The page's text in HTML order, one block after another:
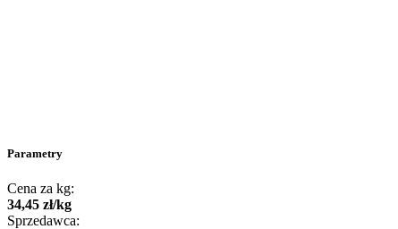
Parametry
Cena za kg:
34,45 zł/kg
Sprzedawca: